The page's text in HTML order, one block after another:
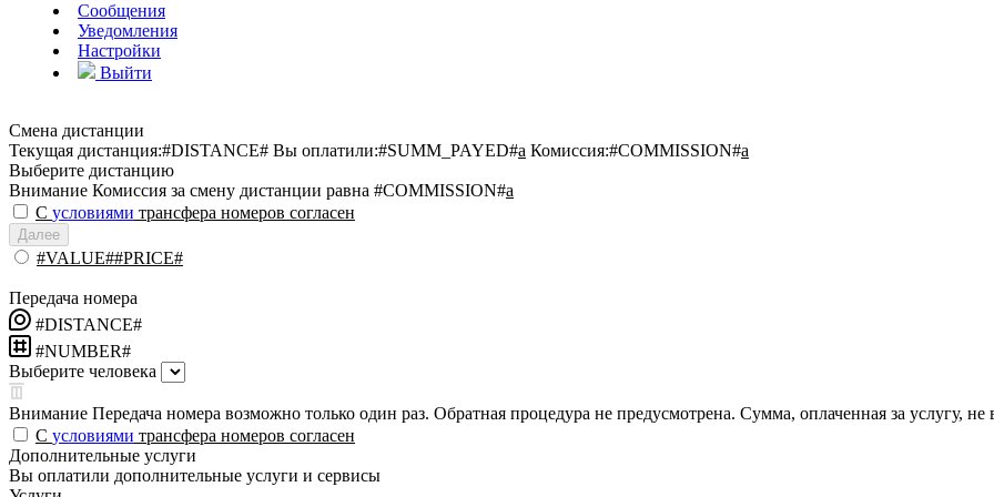
Сообщения
Уведомления
Настройки
Выйти
Смена дистанции
Текущая дистанция:#DISTANCE# Вы оплатили:#SUMM_PAYED#a Комиссия:#COMMISSION#a
Выберите дистанцию
Внимание Комиссия за смену дистанции равна #COMMISSION#a
С условиями трансфера номеров согласен
Далее
#VALUE##PRICE#
Передача номера
#DISTANCE#
#NUMBER#
Выберите человека
Внимание Передача номера возможно только один раз. Обратная процедура не предусмотрена. Сумма, оплаченная за услугу, не
С условиями трансфера номеров согласен
Дополнительные услуги
Вы оплатили дополнительные услуги и сервисы